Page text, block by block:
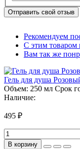
Отправить свой отзыв
Рекомендуем
С этим товаром
Вам так же
Гель для душа
Объем: 250 мл Срок
Наличие:
495 ₽
В корзину